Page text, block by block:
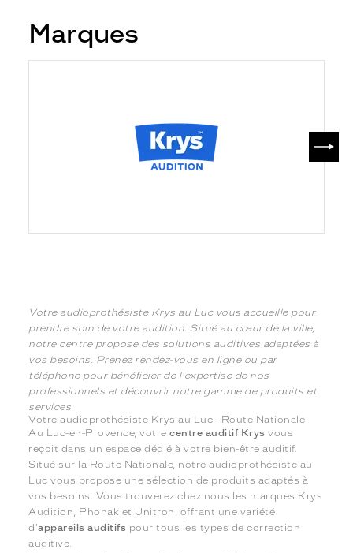
Marques
Votre audioprothésiste Krys au Luc vous accueille pour
prendre soin de votre audition. Situé au cœur de la ville,
notre centre propose des solutions auditives adaptées à
vos besoins. Prenez rendez-vous en ligne ou par
téléphone pour bénéficier de l'expertise de nos
professionnels et découvrir notre gamme de produits et
services.
Votre audioprothésiste Krys au Luc : Route Nationale
Au Luc-en-Provence, votrecentre auditif Krys vous
reçoit dans un espace dédié à votre bien-être auditif.
Situé sur la Route Nationale, notre audioprothésiste au
Luc vous propose une sélection de produits adaptés à
vos besoins. Vous trouverez chez nous les marques Krys
Audition, Phonak et Unitron, offrant une variété
d'appareils auditifs pour tous les types de correction
auditive.